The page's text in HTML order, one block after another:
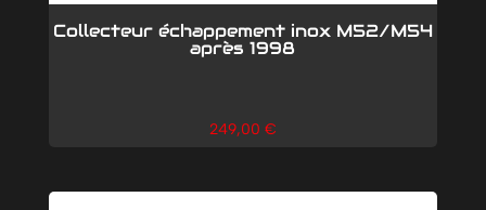
Collecteur échappement inox M52/M54
après 1998
249,00 €